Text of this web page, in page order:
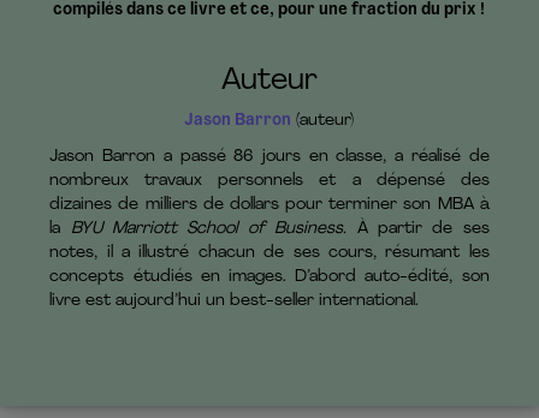
compilés dans ce livre et ce, pour une fraction du prix !
Auteur
Jason Barron (auteur)
Jason Barron a passé 86 jours en classe, a réalisé de
nombreux travaux personnels et a dépensé des
dizaines de milliers de dollars pour terminer son MBA à
la BYU Marriott School of Business. À partir de ses
notes, il a illustré chacun de ses cours, résumant les
concepts étudiés en images. D’abord auto-édité, son
livre est aujourd’hui un best-seller international.